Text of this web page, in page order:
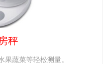
秤
果蔬菜等轻松测量。